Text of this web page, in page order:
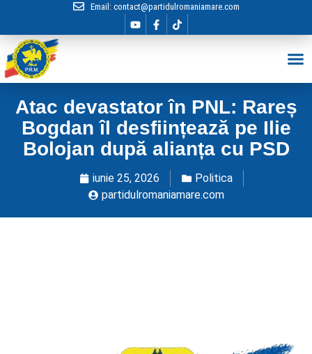
Email: contact@partidulromaniamare.com
Atac devastator în PNL: Rareș
Bogdan îl desființează pe Ilie
Bolojan după alianța cu PSD
iunie 25, 2026
Politica
partidulromaniamare.com